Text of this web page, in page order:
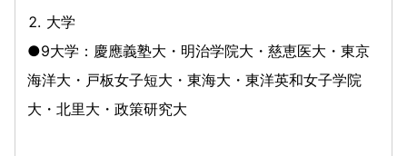
大学
●9大学：慶應義塾大・明治学院大・慈恵医大・東京
海洋大・戸板女子短大・東海大・東洋英和女子学院
大・北里大・政策研究大